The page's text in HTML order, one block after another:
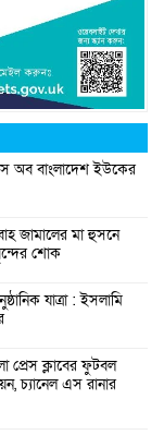
অব বাংলাদেশ ইউকের
জামালের মা হুসনে
শোক
যাত্রা : ইসলামি
প্রেস ক্লাবের ফুটবল
চ্যানেল এস রানার